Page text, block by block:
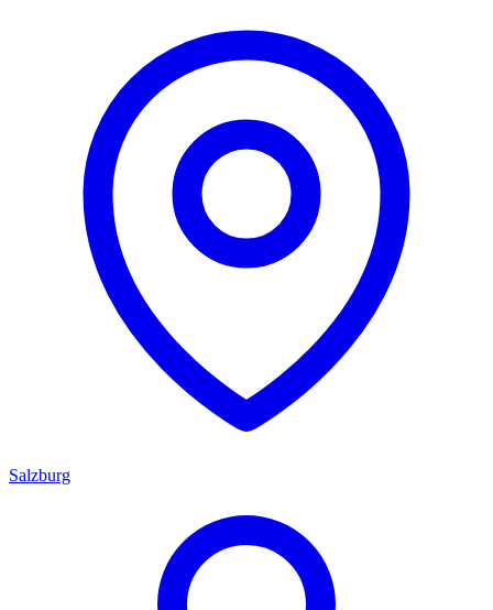
Salzburg